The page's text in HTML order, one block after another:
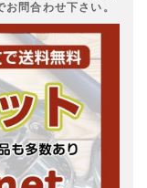
問合わせ下さい。